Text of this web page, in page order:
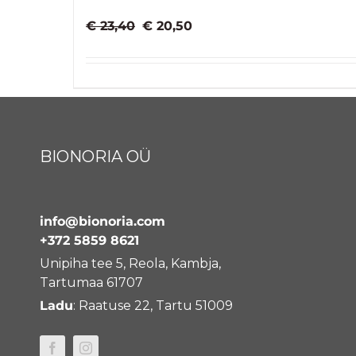
€23,40 Algne
€ 20,50Praegune
BIONORIA OÜ
info@bionoria.com
+372 5859 8621
Unipiha tee 5, Reola, Kambja,
Tartumaa 61707
Ladu: Raatuse 22, Tartu 51009